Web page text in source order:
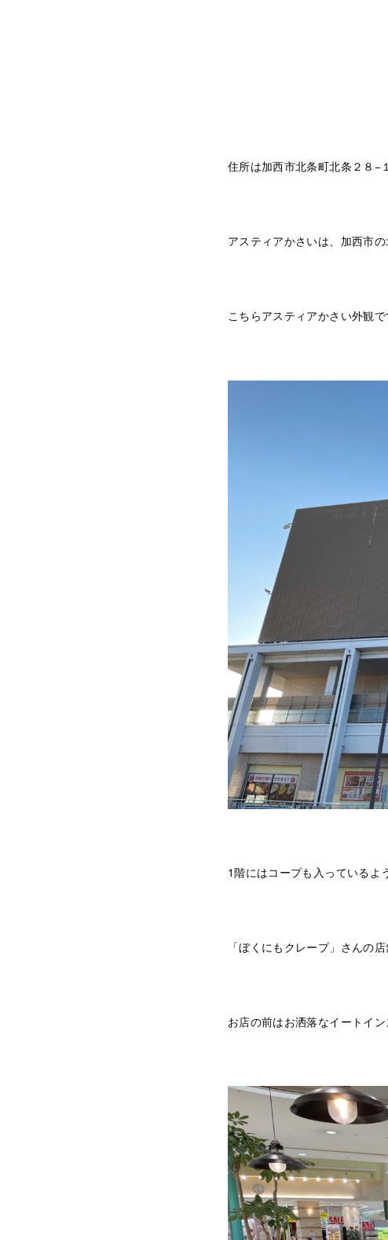
住所は加西市北条町北条２８−
アスティアかさいは、加西市
こちらアスティアかさい外観で
1階にはコープも入っているよ
「ぼくにもクレープ」さんの
お店の前はお洒落なイートイン